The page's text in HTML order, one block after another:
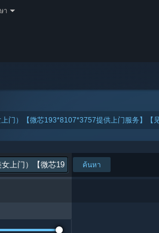
า
门）【微芯193*8107*3757提供上门服务】
ค้นหา